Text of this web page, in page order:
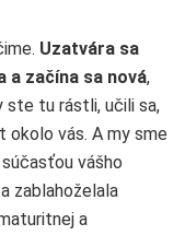
Uzatvára sa
a začína sa nová,
ste tu rástli, učili sa,
okolo vás. A my sme
vášho
zablahoželala
a